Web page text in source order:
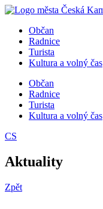
Přejít
obsahuObčan
Radnice
Turista
Kultura a volný čas
Občan
Radnice
Turista
Kultura a volný čas
CS
Aktuality
Zpět